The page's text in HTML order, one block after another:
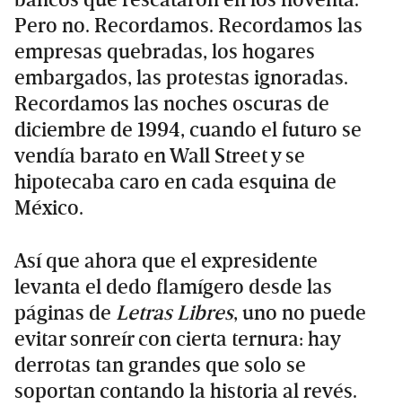
Pero no. Recordamos. Recordamos las
empresas quebradas, los hogares
embargados, las protestas ignoradas.
Recordamos las noches oscuras de
diciembre de 1994, cuando el futuro se
vendía barato en Wall Street y se
hipotecaba caro en cada esquina de
México.
Así que ahora que el expresidente
levanta el dedo flamígero desde las
páginas de Letras Libres, uno no puede
evitar sonreír con cierta ternura: hay
derrotas tan grandes que solo se
soportan contando la historia al revés.